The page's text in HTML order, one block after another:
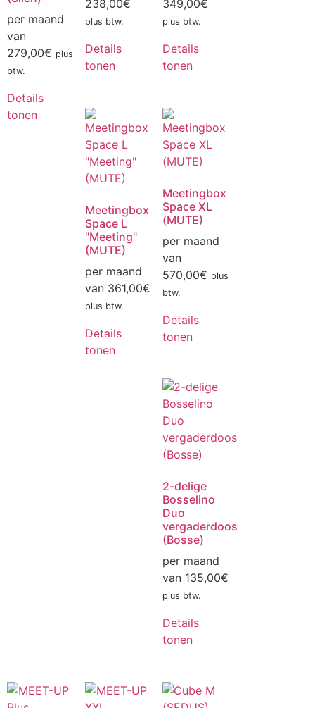
per maand
van
279,00€ plus
btw.
Details
tonen
238,00€
plus btw.
Details
tonen
349,00€
plus btw.
Details
tonen
Meetingbox
Space L
"Meeting"
(MUTE)
per maand
van 361,00€
plus btw.
Details
tonen
Meetingbox
Space XL
(MUTE)
per maand
van
570,00€ plus
btw.
Details
tonen
2-delige
Bosselino
Duo
vergaderdoos
(Bosse)
per maand
van 135,00€
plus btw.
Details
tonen